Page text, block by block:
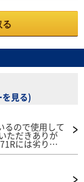
る
見る)
るので使用して
なりまし